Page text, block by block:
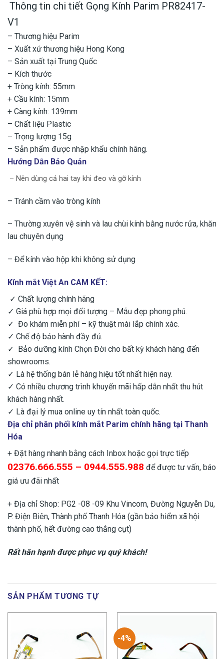
Thông tin chi tiết Gọng Kính Parim PR82417-
V1
– Thương hiệu Parim
– Xuất xứ thương hiệu Hong Kong
– Sản xuất tại Trung Quốc
– Kích thước
+ Tròng kính: 55mm
+ Cầu kính: 15mm
+ Càng kính: 139mm
– Chất liệu Plastic
– Trọng lượng 15g
– Sản phẩm được nhập khẩu chính hãng.
Hướng Dẫn Bảo Quản
– Nên dùng cả hai tay khi đeo và gỡ kính
– Tránh cầm vào tròng kính
– Thường xuyên vệ sinh và lau chùi kính bằng nước rửa, khăn
lau chuyên dụng
– ​Để kính vào hộp khi không sử dụng
Kính mắt Việt An CAM KẾT:
✓ Chất lượng chính hãng
✓ Giá phù hợp mọi đối tượng – Mẫu đẹp phong phú.
✓ Đo khám miễn phí – kỹ thuật mài lắp chính xác.
✓ Chế độ bảo hành đầy đủ.
✓ Bảo dưỡng kính Chọn Đời cho bất kỳ khách hàng đến
showrooms.
✓ Là hệ thống bán lẻ hàng hiệu tốt nhất hiện nay.
✓ Có nhiều chương trình khuyến mãi hấp dẫn nhất thu hút
khách hàng nhất.
✓ Là đại lý mua online uy tín nhất toàn quốc.
Địa chỉ phân phối kính mắt Parim chính hãng tại Thanh
Hóa
+ Đặt hàng nhanh bằng cách Inbox hoặc gọi trực tiếp
02376.666.555 – 0944.555.988 để được tư vấn, báo
giá ưu đãi nhất
+ Địa chỉ Shop: PG2 -08 -09 Khu Vincom, Đường Nguyễn Du,
P. Điện Biên, Thành phố Thanh Hóa (gần bảo hiểm xã hội
thành phố, hết đường cao thắng cụt)
Rất hân hạnh được phục vụ quý khách!
SẢN PHẨM TƯƠNG TỰ
-4%